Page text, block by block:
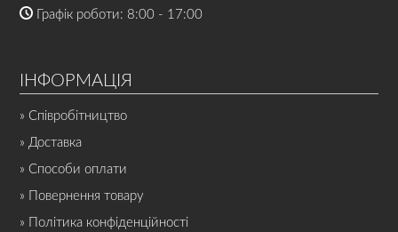
Графік роботи: 8:00 - 17:00
ІНФОРМАЦІЯ
» Співробітництво
» Доставка
» Способи оплати
» Повернення товару
» Політика конфіденційності